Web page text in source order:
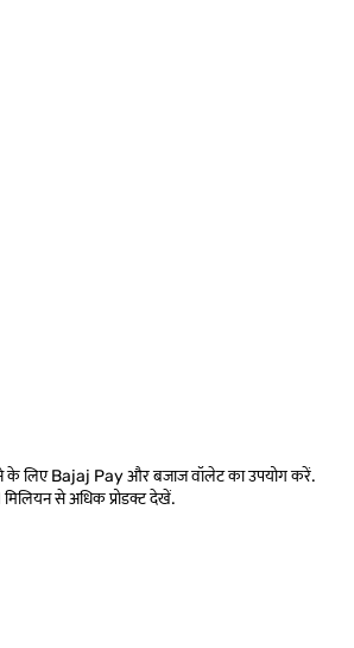
के लिए Bajaj Pay और बजाज वॉलेट का उपयोग करें.
से अधिक प्रोडक्ट देखें.